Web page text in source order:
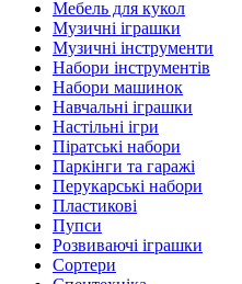
Мебель для кукол
Музичні іграшки
Музичні інструменти
Набори інструментів
Набори машинок
Навчальні іграшки
Настільні ігри
Піратські набори
Паркінги та гаражі
Перукарські набори
Пластикові
Пупси
Розвиваючі іграшки
Сортери